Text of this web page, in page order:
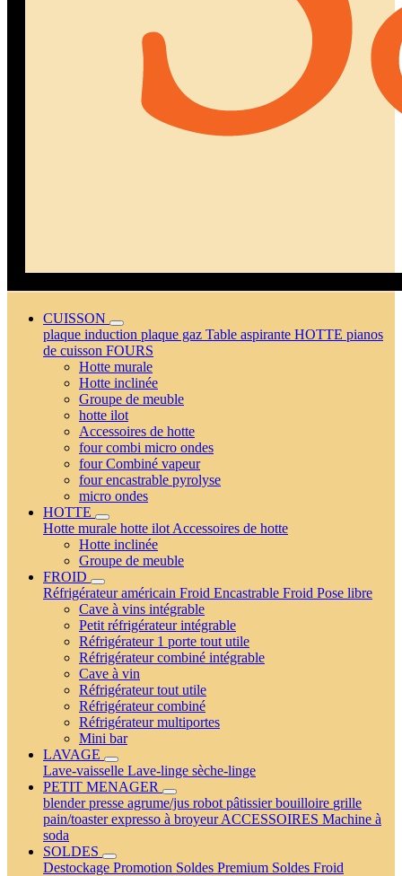
CUISSON
plaque induction plaque gaz Table aspirante HOTTE pianos
de cuisson FOURS
Hotte murale
Hotte inclinée
Groupe de meuble
hotte ilot
Accessoires de hotte
four combi micro ondes
four Combiné vapeur
four encastrable pyrolyse
micro ondes
HOTTE
Hotte murale hotte ilot Accessoires de hotte
Hotte inclinée
Groupe de meuble
FROID
Réfrigérateur américain Froid Encastrable Froid Pose libre
Cave à vins intégrable
Petit réfrigérateur intégrable
Réfrigérateur 1 porte tout utile
Réfrigérateur combiné intégrable
Cave à vin
Réfrigérateur tout utile
Réfrigérateur combiné
Réfrigérateur multiportes
Mini bar
LAVAGE
Lave-vaisselle Lave-linge sèche-linge
PETIT MENAGER
blenderpresse agrume/jus robot pâtissierbouilloire grille
pain/toasterexpresso à broyeurACCESSOIRES Machine à
soda
SOLDES
Destockage Promotion Soldes Premium Soldes Froid